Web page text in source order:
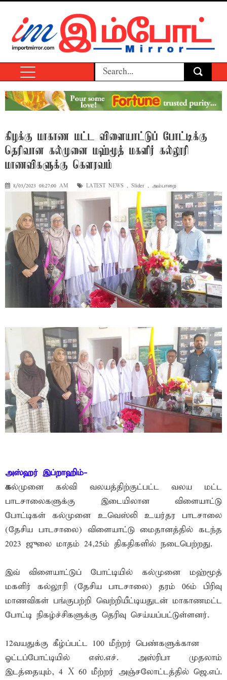
கிழக்கு மாகாண மட்ட விளையாட்டுப் போட்டிக்கு
தெரிவான கல்முனை மஹ்மூத் மகளிர் கல்லூரி
மாணவிகளுக்கு கெளரவம்
8/03/2023 08:27:00 AM LATEST NEWS , Slider , அம்பாறை
அஸ்ஹர் இப்றாஹிம்-
கல்முனை கல்வி வலயத்திற்குட்பட்ட வலய மட்ட
பாடசாலைகளுக்கு இடையிலான விளையாட்டு
போட்டிகள் கல்முனை உவெஸ்லி உயர்தர பாடசாலை
(தேசிய பாடசாலை) விளையாட்டு மைதானத்தில் கடந்த
2023 ஜுலை மாதம் 24,25ம் திகதிகளில் நடைபெற்றது.
இவ் விளையாட்டுப் போட்டியில் கல்முனை மஹ்மூத்
மகளிர் கல்லூரி (தேசிய பாடசாலை) தரம் 06ம் பிரிவு
மாணவிகள் பங்குபற்றி வெற்றியீட்டியதுடன் மாகாணமட்ட
போட்டி நிகழ்ச்சிகளுக்கு தெரிவு செய்யப்பட்டுள்ளனர்.
12வயதுக்கு கீழ்ப்பட்ட 100 மீற்றர் பெண்களுக்கான
ஓட்டப்போட்டியில் எஸ்.எச். அஸ்ரிபா முதலாம்
இடத்தையும், 4 X 60 மீற்றர் அஞ்சலோட்டத்தில் ஜெ.எப்.